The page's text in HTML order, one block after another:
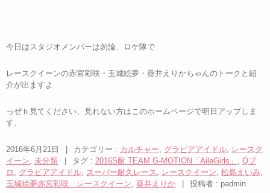
今日はスタジオメンバーは勿論、ロケ隊で
レースクイーンの赤宮彩咲・玉城絵夢・葵井えりかちゃんのトークと紹
介が出ますよ
っぜｈ見てください、見れない方はこのホームページで明日アップしま
す。
2016年6月21日 カテゴリー : カルチャー, グラビアアイドル, レースク
イーン, 未分類 タグ : 2016S耐 TEAM G-MOTION「AileGirls」 , Qブ
ロ , グラビアアイドル, スーパー耐久レース , レースクイーン, 松島えいみ,
玉城絵夢赤宮彩咲 レースクイーン, 葵井えりか 投稿者 : padmin